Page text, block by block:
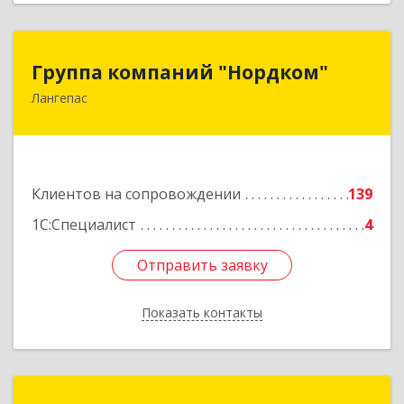
Группа компаний "Нордком"
Лангепас
Клиентов на сопровождении
139
1С:Специалист
4
Отправить заявку
Показать контакты
Группа компаний "Нордком"
628672, Тюменская обл, Лангепас г., Солнечная
Отправить заявку
Назад